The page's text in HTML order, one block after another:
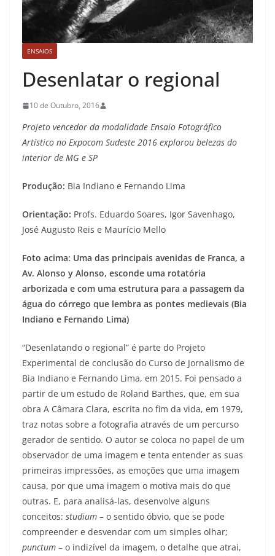
ENSAIOS
Desenlatar o regional
10 de Outubro, 2016
Projeto vencedor da modalidade Ensaio Fotográfico
Artístico no Expocom Sudeste 2016 explorou belezas do
interior de MG e SP
Produção: Bia Indiano e Fernando Lima
Orientação: Profs. Eduardo Soares, Igor Savenhago,
José Augusto Reis e Maurício Mello
Foto acima: Uma das principais avenidas de Franca, a
Av. Alonso y Alonso, esconde uma rotatória
arborizada e com uma estrutura para a passagem da
água do córrego que lembra as pontes medievais (Bia
Indiano e Fernando Lima)
“Desenlatando o regional” é parte do Projeto
Experimental de conclusão do Curso de Jornalismo de
Bia Indiano e Fernando Lima, em 2015. Foi pensado a
partir de um estudo de Roland Barthes, que, em sua
obra A Câmara Clara, escrita no fim da vida, em 1979,
traz notas sobre a fotografia através de um percurso
gerador de sentido. O autor se coloca no papel de um
observador de uma imagem e tenta entender as suas
primeiras impressões, as emoções que uma imagem
causa, por que uma imagem o motiva mais do que
outras. E, para analisá-las, desenvolve alguns
conceitos: studium – o sentido óbvio, que se pode
compreender e desvendar com um simples olhar;
punctum – o indizível da imagem, o detalhe que atrai,